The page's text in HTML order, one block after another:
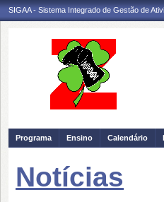
SIGAA - Sistema Integrado de Gestão de
Programa Ensino Calendário
Notícias